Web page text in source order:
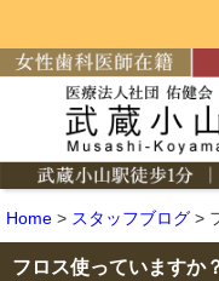
Home > スタッフブログ >
フロス使っていますか